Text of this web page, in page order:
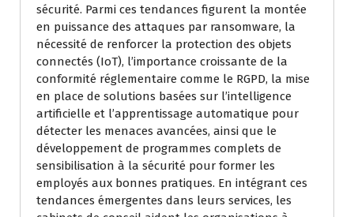
sécurité. Parmi ces tendances figurent la montée
en puissance des attaques par ransomware, la
nécessité de renforcer la protection des objets
connectés (IoT), l’importance croissante de la
conformité réglementaire comme le RGPD, la mise
en place de solutions basées sur l’intelligence
artificielle et l’apprentissage automatique pour
détecter les menaces avancées, ainsi que le
développement de programmes complets de
sensibilisation à la sécurité pour former les
employés aux bonnes pratiques. En intégrant ces
tendances émergentes dans leurs services, les